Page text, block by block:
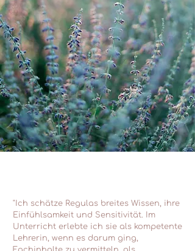
"Ich schätze Regulas breites Wissen, ihre
Einfühlsamkeit und Sensitivität. Im
Unterricht erlebte ich sie als kompetente
Lehrerin, wenn es darum ging,